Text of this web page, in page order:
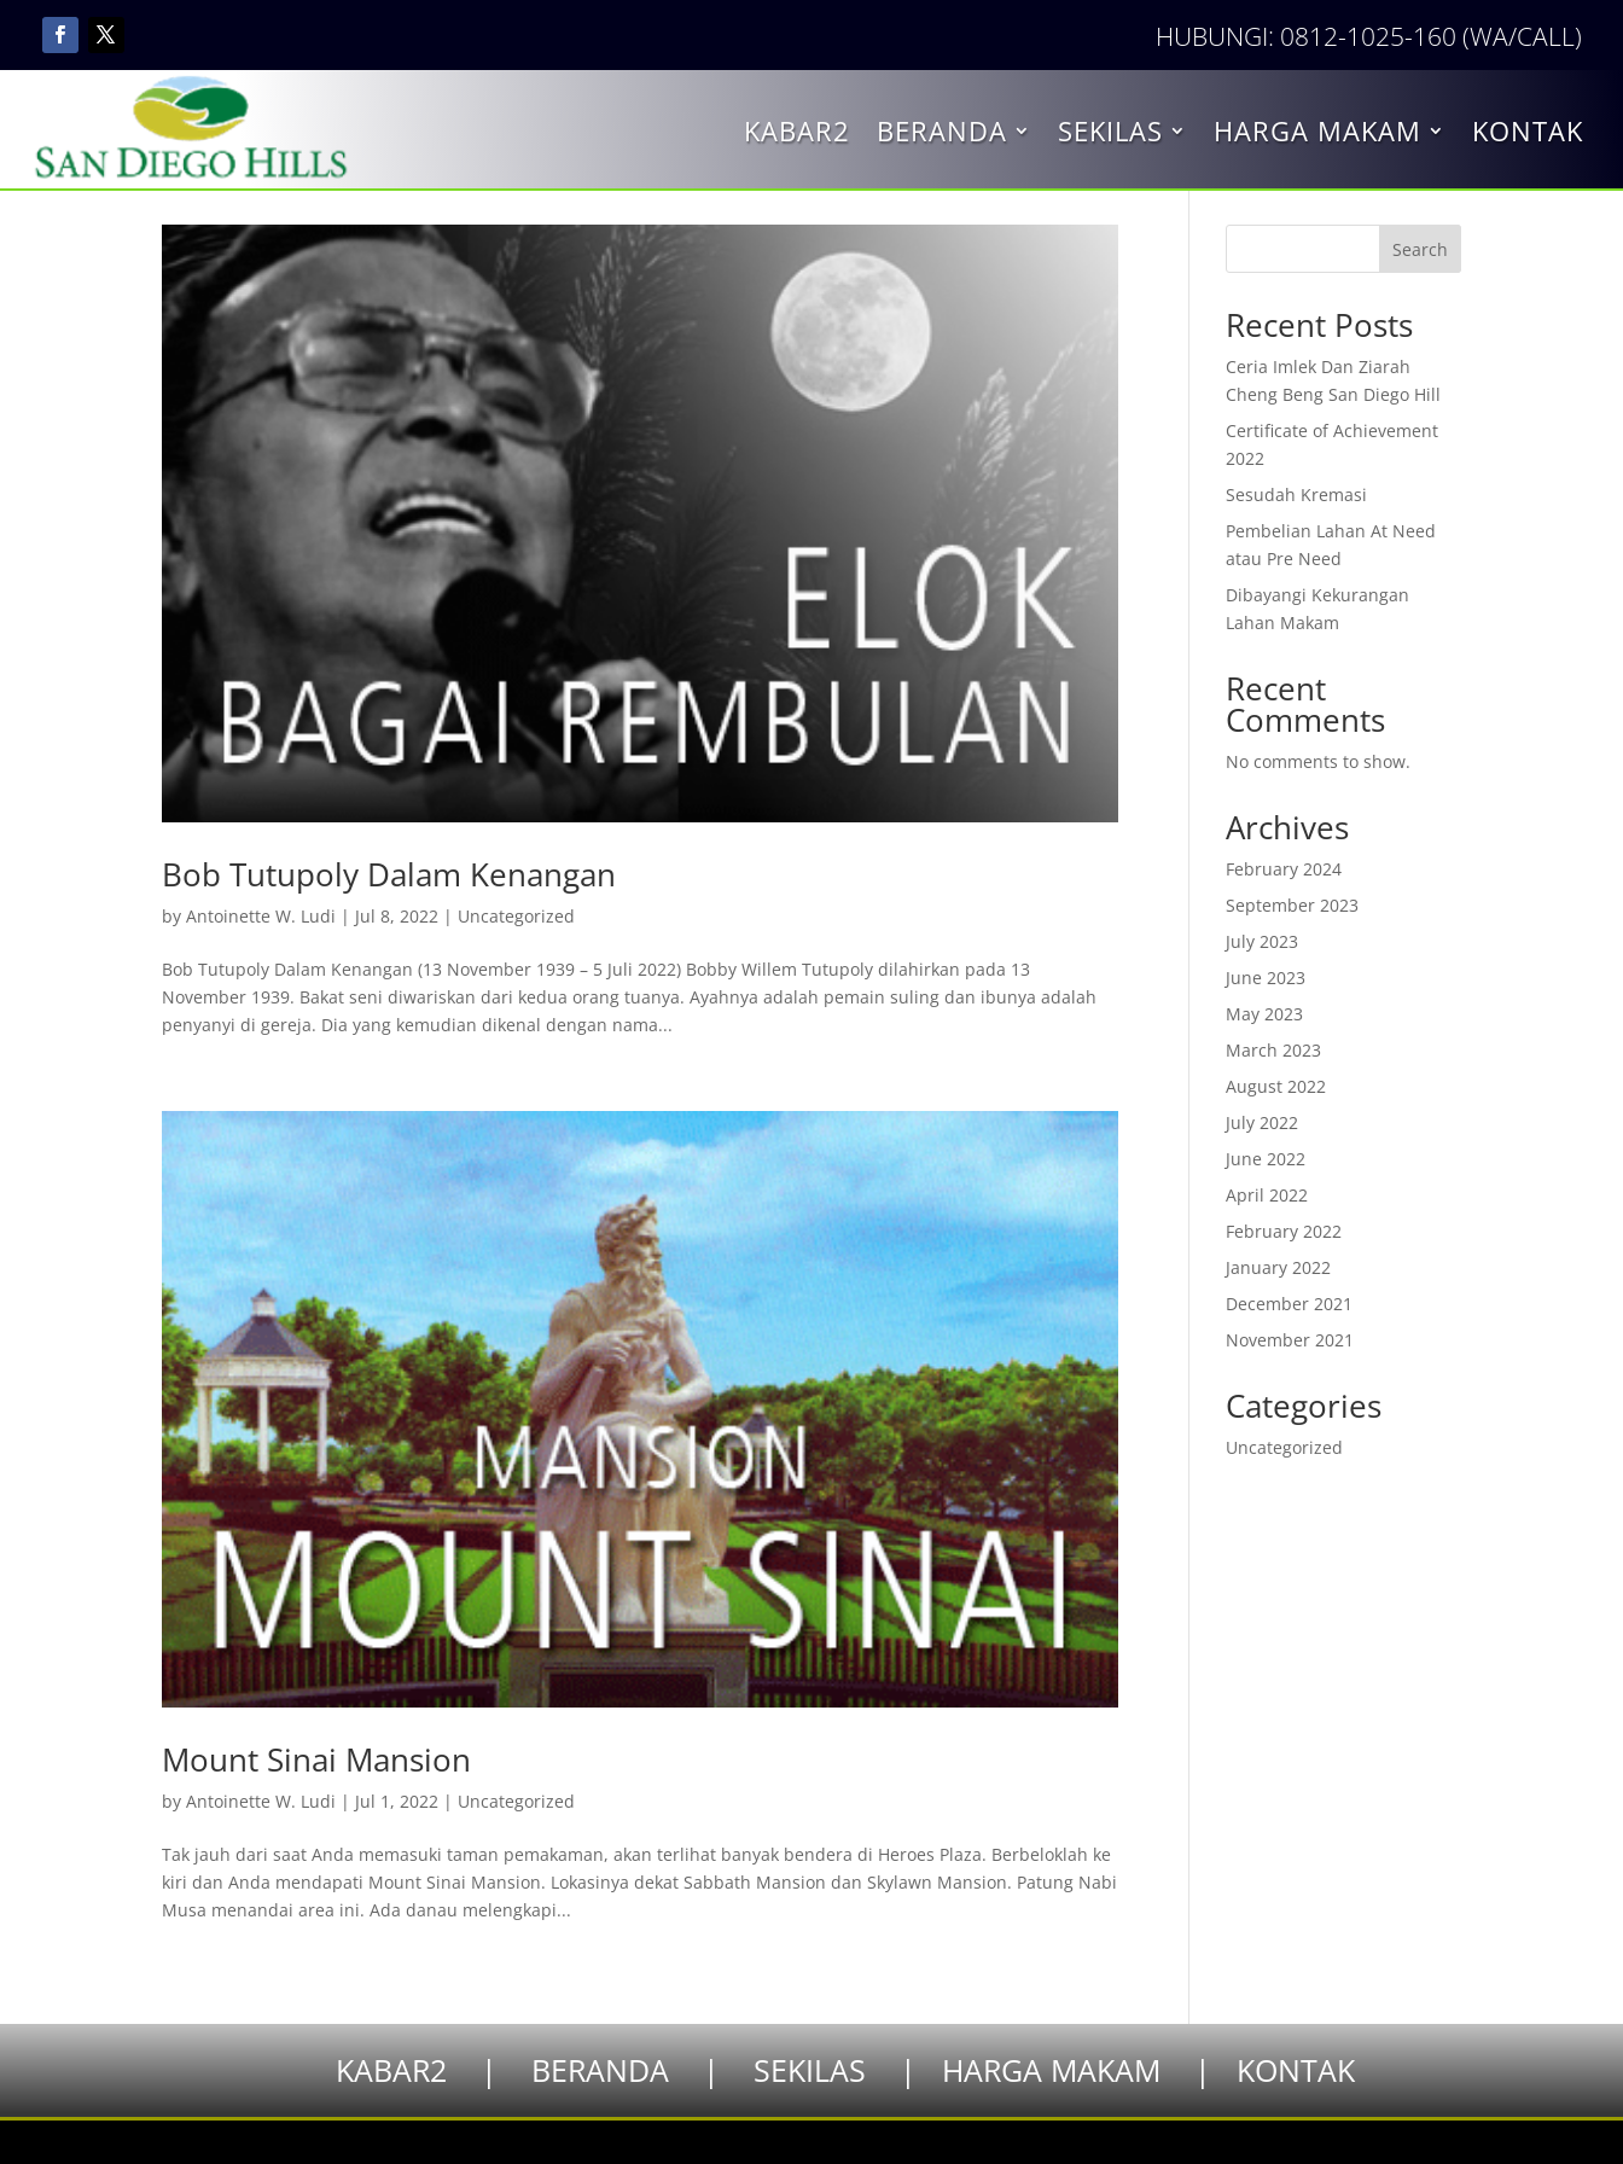
HUBUNGI: 0812-1025-160 (WA/CALL)
KABAR2 BERANDA SEKILAS HARGA MAKAM KONTAK
Bob Tutupoly Dalam Kenangan
byAntoinette W. Ludi | Jul 8, 2022 | Uncategorized
Bob Tutupoly Dalam Kenangan (13 November 1939 – 5 Juli 2022) Bobby Willem Tutupoly dilahirkan pada 13
November 1939. Bakat seni diwariskan dari kedua orang tuanya. Ayahnya adalah pemain suling dan ibunya adalah
penyanyi di gereja. Dia yang kemudian dikenal dengan nama...
Mount Sinai Mansion
byAntoinette W. Ludi | Jul 1, 2022 | Uncategorized
Tak jauh dari saat Anda memasuki taman pemakaman, akan terlihat banyak bendera di Heroes Plaza. Berbeloklah ke
kiri dan Anda mendapati Mount Sinai Mansion. Lokasinya dekat Sabbath Mansion dan Skylawn Mansion. Patung Nabi
Musa menandai area ini. Ada danau melengkapi...
Search
Recent Posts
Ceria Imlek Dan Ziarah
Cheng Beng San Diego Hill
Certificate of Achievement
2022
Sesudah Kremasi
Pembelian Lahan At Need
atau Pre Need
Dibayangi Kekurangan
Lahan Makam
Recent
Comments
No comments to show.
Archives
February 2024
September 2023
July 2023
June 2023
May 2023
March 2023
August 2022
July 2022
June 2022
April 2022
February 2022
January 2022
December 2021
November 2021
Categories
Uncategorized
KABAR2|BERANDA|SEKILAS|HARGA MAKAM|KONTAK